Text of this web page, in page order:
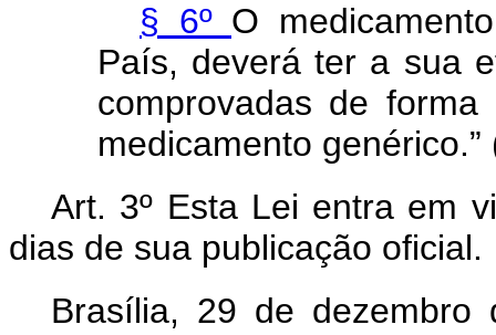
§ 6º O
País, deverá ter a sua
comprovadas de
medicamento genérico.”
Art. 3º Esta Lei entra em
dias de sua publicação oficial.
Brasília, 29 de dezembro